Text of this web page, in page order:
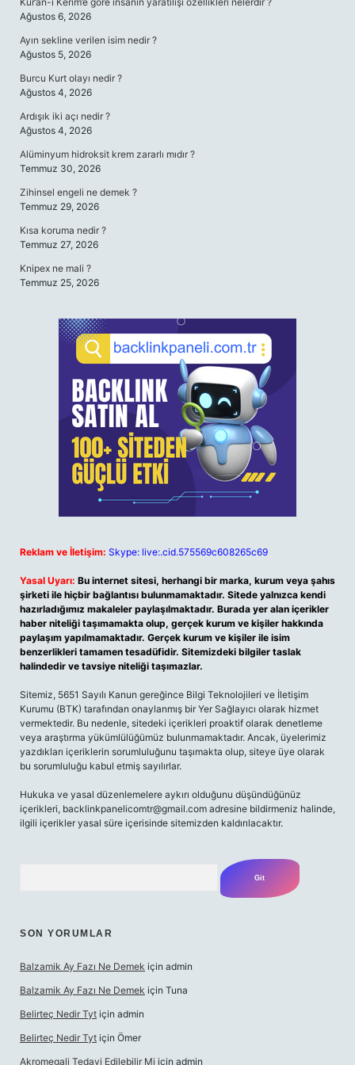
Ağustos 6, 2026
Ayın sekline verilen isim nedir ?
Ağustos 5, 2026
Burcu Kurt olayı nedir ?
Ağustos 4, 2026
Ardışık iki açı nedir ?
Ağustos 4, 2026
Alüminyum hidroksit krem zararlı mıdır ?
Temmuz 30, 2026
Zihinsel engeli ne demek ?
Temmuz 29, 2026
Kısa koruma nedir ?
Temmuz 27, 2026
Knipex ne mali ?
Temmuz 25, 2026
Reklam ve İletişim: Skype: live:.cid.575569c608265c69
Yasal Uyarı: Bu internet sitesi, herhangi bir marka, kurum veya şahıs
şirketi ile hiçbir bağlantısı bulunmamaktadır. Sitede yalnızca kendi
hazırladığımız makaleler paylaşılmaktadır. Burada yer alan içerikler
haber niteliği taşımamakta olup, gerçek kurum ve kişiler hakkında
paylaşım yapılmamaktadır. Gerçek kurum ve kişiler ile isim
benzerlikleri tamamen tesadüfidir. Sitemizdeki bilgiler taslak
halindedir ve tavsiye niteliği taşımazlar.
Sitemiz, 5651 Sayılı Kanun gereğince Bilgi Teknolojileri ve İletişim
Kurumu (BTK) tarafından onaylanmış bir Yer Sağlayıcı olarak hizmet
vermektedir. Bu nedenle, sitedeki içerikleri proaktif olarak denetleme
veya araştırma yükümlülüğümüz bulunmamaktadır. Ancak, üyelerimiz
yazdıkları içeriklerin sorumluluğunu taşımakta olup, siteye üye olarak
bu sorumluluğu kabul etmiş sayılırlar.
Hukuka ve yasal düzenlemelere aykırı olduğunu düşündüğünüz
içerikleri, backlinkpanelicomtr@gmail.com adresine bildirmeniz halinde,
ilgili içerikler yasal süre içerisinde sitemizden kaldırılacaktır.
SON YORUMLAR
Balzamik Ay Fazı Ne Demek için admin
Balzamik Ay Fazı Ne Demek için Tuna
Belirteç Nedir Tyt için admin
Belirteç Nedir Tyt için Ömer
Akromegali Tedavi Edilebilir Mi için admin